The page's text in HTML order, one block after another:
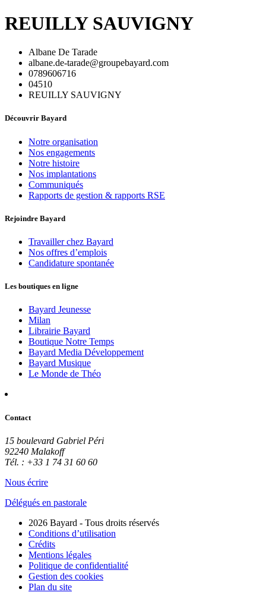
REUILLY SAUVIGNY
Albane De Tarade
albane.de-tarade@groupebayard.com
0789606716
04510
REUILLY SAUVIGNY
Découvrir Bayard
Notre organisation
Nos engagements
Notre histoire
Nos implantations
Communiqués
Rapports de gestion & rapports RSE
Rejoindre Bayard
Travailler chez Bayard
Nos offres d’emplois
Candidature spontanée
Les boutiques en ligne
Bayard Jeunesse
Milan
Librairie Bayard
Boutique Notre Temps
Bayard Media Développement
Bayard Musique
Le Monde de Théo
Contact
15 boulevard Gabriel Péri
92240 Malakoff
Tél. : +33 1 74 31 60 60
Nous écrire
Délégués en pastorale
2026 Bayard - Tous droits réservés
Conditions d’utilisation
Crédits
Mentions légales
Politique de confidentialité
Gestion des cookies
Plan du site